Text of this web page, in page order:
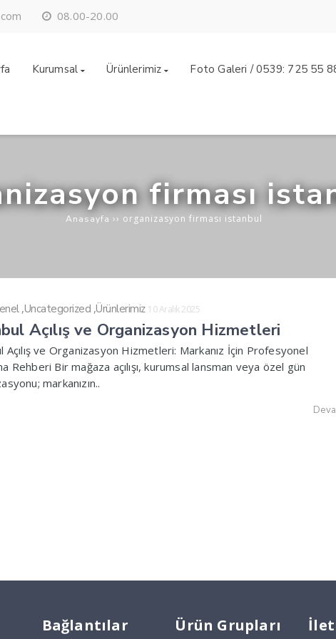
08.00-20.00
Kurumsal Ürünlerimiz Foto Galeri / 0539: 725 55
firması
Anasayfa ›› organizasyon firması istanbul
,Uncategorized ,Ürünlerimiz 10 Aralık 2025
Açılış ve Organizasyon Hizmetleri
Açılış ve Organizasyon Hizmetleri: Markanız İçin Profesyonel
Rehberi Bir mağaza açılışı, kurumsal lansman veya özel gün
markanızın..
Bağlantılar Ürün Grupları